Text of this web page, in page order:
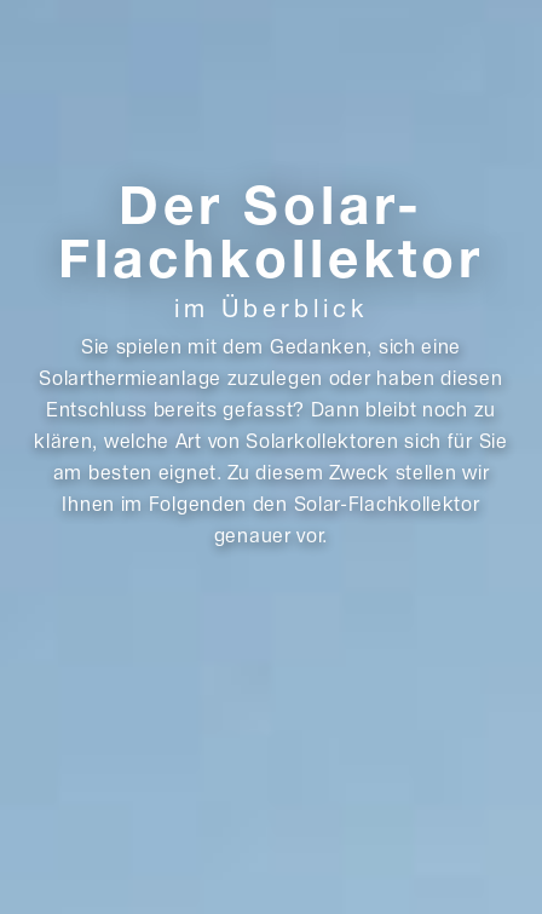
Der Solar-
Flachkollektor
im Überblick
Sie spielen mit dem Gedanken, sich eine
Solarthermieanlage zuzulegen oder haben diesen
Entschluss bereits gefasst? Dann bleibt noch zu
klären, welche Art von Solarkollektoren sich für Sie
am besten eignet. Zu diesem Zweck stellen wir
Ihnen im Folgenden den Solar-Flachkollektor
genauer vor.